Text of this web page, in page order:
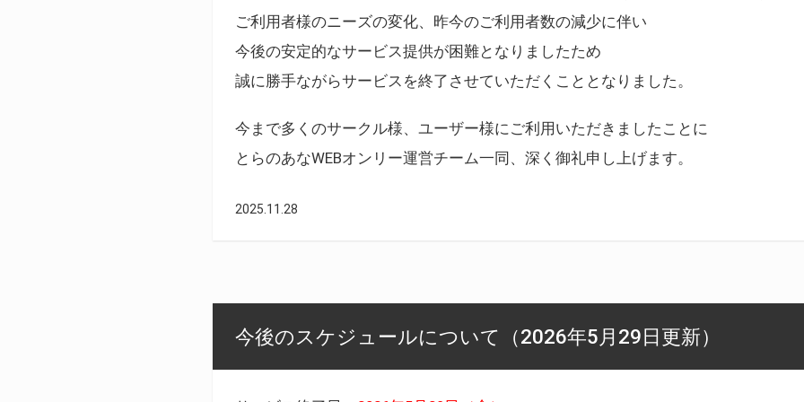
ご利用者様のニーズの変化、昨今のご利用者数の減少に伴い
今後の安定的なサービス提供が困難となりましたため
誠に勝手ながらサービスを終了させていただくこととなりました。
今まで多くのサークル様、ユーザー様にご利用いただきましたことに
とらのあなWEBオンリー運営チーム一同、深く御礼申し上げます。
2025.11.28
今後のスケジュールについて（2026年5月29日更新）